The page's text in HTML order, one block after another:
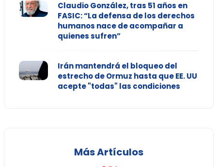
Claudio González, tras 51 años en
FASIC: “La defensa de los derechos
humanos nace de acompañar a
quienes sufren”
Irán mantendrá el bloqueo del
estrecho de Ormuz hasta que EE. UU
acepte "todas" las condiciones
Más Artículos